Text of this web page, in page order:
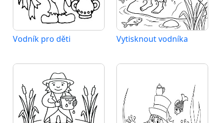
Vodník pro děti Vytisknout vodníka